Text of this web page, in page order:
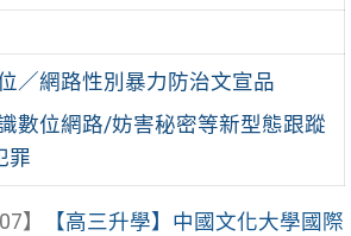
／網路性別暴力防治文宣品
數位網路/妨害秘密等新型態跟蹤
罪
】
【高三升學】中國文化大學國際